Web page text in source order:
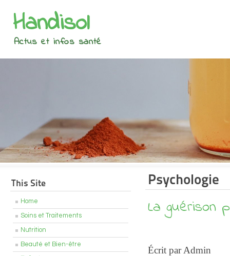
Handisol
Actus et infos santé
This Site
Home
Soins et Traitements
Nutrition
Beauté et Bien-être
Psychologie
La guérison
Écrit par Admin